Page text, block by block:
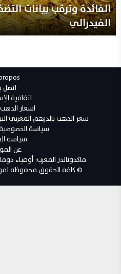
الفائدة وترقب بيانات
الفيدرالي
© كافة الحقوق محفوظة لموقع
اتصل
اتفاقية
اسعار
سعر الذهب بالدرهم المغربي اليوم
سياسة
سياسة
عن
ماكدونالدز المغرب: أوفياء